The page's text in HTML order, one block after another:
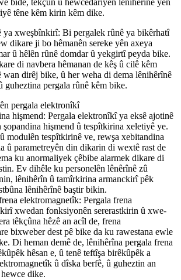
bide, têkçûn û hewcedariyên lênihêrînê yên
têne kêm kirin kêm dike.
ya xweşbînkirî: Bi pergalek rûnê ya bikêrhatî
dikare ji bo hêmanên sereke yên axeya
û hêlên rûnê domdar û yekgirtî peyda bike.
di navbera hêmanan de kêş û cilê kêm
wan dirêj bike, û her weha di dema lênihêrînê
guheztina pergala rûnê kêm bike.
pergala elektronîkî
hişmend: Pergala elektronîkî ya eksê ajotinê
hişmend û tespîtkirina xeletiyê ye.
modulên tespîtkirinê ve, rewşa xebitandina
û parametreyên din dikarin di wextê rast de
ku anormaliyek çêbibe alarmek dikare di
Ev dihêle ku personelên lênêrînê zû
lênihêrîn û tamîrkirina armanckirî pêk
lênihêrînê baştir bikin.
elektromagnetîk: Pergala frena
xwedan fonksiyonên sererastkirin û xwe-
têkçûna hêzê an acîl de, frena
bixweber dest pê bike da ku rawestana ewle
Di heman demê de, lênihêrîna pergala frena
hêsan e, û tenê teftîşa birêkûpêk a
û dîska berfê, û guheztin an
dike.